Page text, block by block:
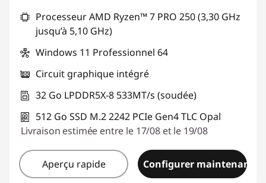
Processeur AMD Ryzen™ 7 PRO 250 (3,30 GHz
jusqu’à 5,10 GHz)
Windows 11 Professionnel 64
Circuit graphique intégré
32 Go LPDDR5X-8 533MT/s (soudée)
512 Go SSD M.2 2242 PCIe Gen4 TLC Opal
Livraison estimée entre le 17/08 et le 19/08
Aperçu rapide Configurer maintenant